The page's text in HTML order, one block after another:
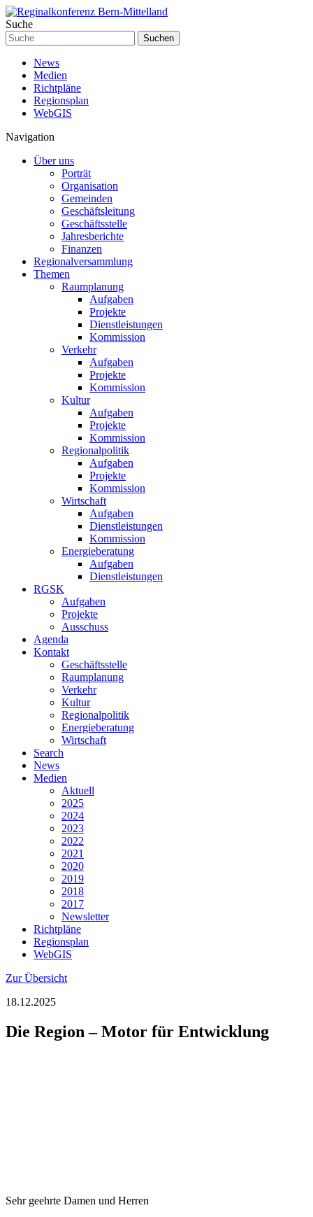
Suche
Suchen
News
Medien
Richtpläne
Regionsplan
WebGIS
Navigation
Über uns
Porträt
Organisation
Gemeinden
Geschäftsleitung
Geschäftsstelle
Jahresberichte
Finanzen
Regionalversammlung
Themen
Raumplanung
Aufgaben
Projekte
Dienstleistungen
Kommission
Verkehr
Aufgaben
Projekte
Kommission
Kultur
Aufgaben
Projekte
Kommission
Regionalpolitik
Aufgaben
Projekte
Kommission
Wirtschaft
Aufgaben
Dienstleistungen
Kommission
Energieberatung
Aufgaben
Dienstleistungen
RGSK
Aufgaben
Projekte
Ausschuss
Agenda
Kontakt
Geschäftsstelle
Raumplanung
Verkehr
Kultur
Regionalpolitik
Energieberatung
Wirtschaft
Search
News
Medien
Aktuell
2025
2024
2023
2022
2021
2020
2019
2018
2017
Newsletter
Richtpläne
Regionsplan
WebGIS
Zur Übersicht
18.12.2025
Die Region – Motor für Entwicklung
Sehr geehrte Damen und Herren